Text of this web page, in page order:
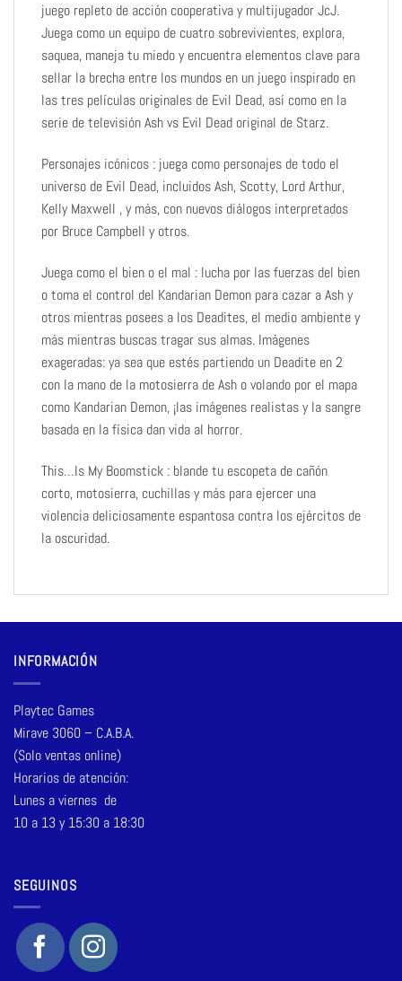
juego repleto de acción cooperativa y multijugador JcJ.
Juega como un equipo de cuatro sobrevivientes, explora,
saquea, maneja tu miedo y encuentra elementos clave para
sellar la brecha entre los mundos en un juego inspirado en
las tres películas originales de Evil Dead, así como en la
serie de televisión Ash vs Evil Dead original de Starz.
Personajes icónicos : juega como personajes de todo el
universo de Evil Dead, incluidos Ash, Scotty, Lord Arthur,
Kelly Maxwell , y más, con nuevos diálogos interpretados
por Bruce Campbell y otros.
Juega como el bien o el mal : lucha por las fuerzas del bien
o toma el control del Kandarian Demon para cazar a Ash y
otros mientras posees a los Deadites, el medio ambiente y
más mientras buscas tragar sus almas. Imágenes
exageradas: ya sea que estés partiendo un Deadite en 2
con la mano de la motosierra de Ash o volando por el mapa
como Kandarian Demon, ¡las imágenes realistas y la sangre
basada en la física dan vida al horror.
This…Is My Boomstick : blande tu escopeta de cañón
corto, motosierra, cuchillas y más para ejercer una
violencia deliciosamente espantosa contra los ejércitos de
la oscuridad.
INFORMACIÓN
Playtec Games
Mirave 3060 – C.A.B.A.
(Solo ventas online)
Horarios de atención:
Lunes a viernes de
10 a 13 y 15:30 a 18:30
SEGUINOS